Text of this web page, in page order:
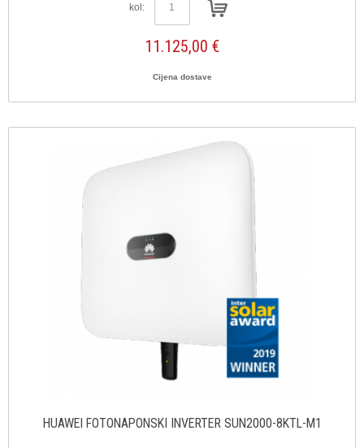
kol:
11.125,00 €
Cijena dostave
HUAWEI FOTONAPONSKI INVERTER SUN2000-8KTL-M1